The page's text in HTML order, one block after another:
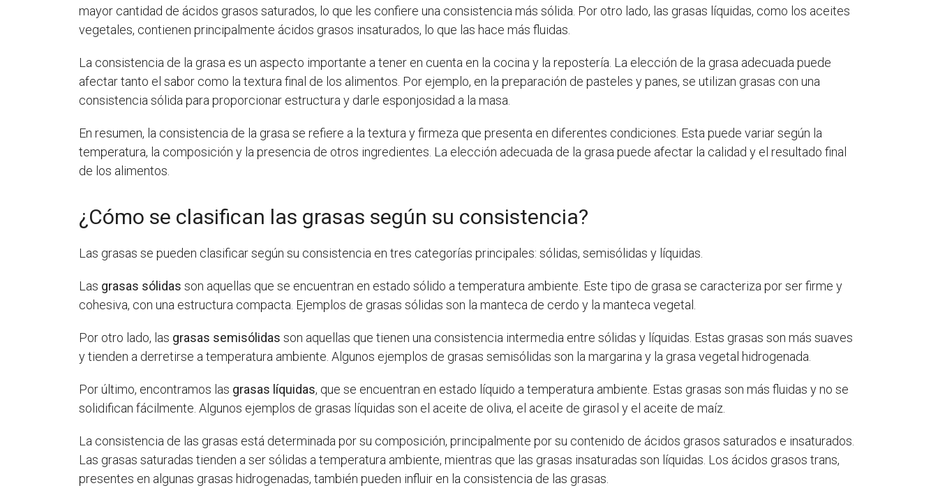
mayor cantidad de ácidos grasos saturados, lo que les confiere una consistencia más sólida. Por otro lado, las grasas líquidas, como los aceites
vegetales, contienen principalmente ácidos grasos insaturados, lo que las hace más fluidas.
La consistencia de la grasa es un aspecto importante a tener en cuenta en la cocina y la repostería. La elección de la grasa adecuada puede
afectar tanto el sabor como la textura final de los alimentos. Por ejemplo, en la preparación de pasteles y panes, se utilizan grasas con una
consistencia sólida para proporcionar estructura y darle esponjosidad a la masa.
En resumen, la consistencia de la grasa se refiere a la textura y firmeza que presenta en diferentes condiciones. Esta puede variar según la
temperatura, la composición y la presencia de otros ingredientes. La elección adecuada de la grasa puede afectar la calidad y el resultado final
de los alimentos.
¿Cómo se clasifican las grasas según su consistencia?
Las grasas se pueden clasificar según su consistencia en tres categorías principales: sólidas, semisólidas y líquidas.
Las grasas sólidas son aquellas que se encuentran en estado sólido a temperatura ambiente. Este tipo de grasa se caracteriza por ser firme y
cohesiva, con una estructura compacta. Ejemplos de grasas sólidas son la manteca de cerdo y la manteca vegetal.
Por otro lado, las grasas semisólidas son aquellas que tienen una consistencia intermedia entre sólidas y líquidas. Estas grasas son más suaves
y tienden a derretirse a temperatura ambiente. Algunos ejemplos de grasas semisólidas son la margarina y la grasa vegetal hidrogenada.
Por último, encontramos las grasas líquidas, que se encuentran en estado líquido a temperatura ambiente. Estas grasas son más fluidas y no se
solidifican fácilmente. Algunos ejemplos de grasas líquidas son el aceite de oliva, el aceite de girasol y el aceite de maíz.
La consistencia de las grasas está determinada por su composición, principalmente por su contenido de ácidos grasos saturados e insaturados.
Las grasas saturadas tienden a ser sólidas a temperatura ambiente, mientras que las grasas insaturadas son líquidas. Los ácidos grasos trans,
presentes en algunas grasas hidrogenadas, también pueden influir en la consistencia de las grasas.